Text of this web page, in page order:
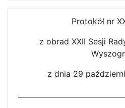
Protokół nr
z obrad XXII Sesji
z dnia 29